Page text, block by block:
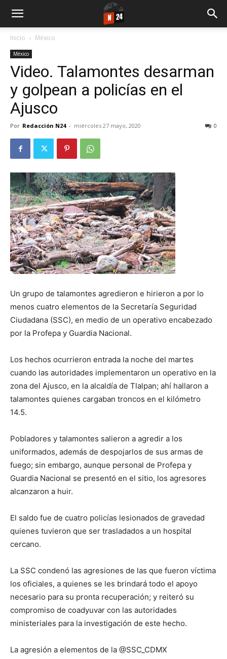
Inicio México
México
Video. Talamontes desarman
y golpean a policías en el
Ajusco
Por Redacción N24 - miércoles 27 mayo, 2020 0
Un grupo de talamontes agredieron e hirieron a por lo
menos cuatro elementos de la Secretaría Seguridad
Ciudadana (SSC), en medio de un operativo encabezado
por la Profepa y Guardia Nacional.
Los hechos ocurrieron entrada la noche del martes
cuando las autoridades implementaron un operativo en la
zona del Ajusco, en la alcaldía de Tlalpan; ahí hallaron a
talamontes quienes cargaban troncos en el kilómetro
14.5.
Pobladores y talamontes salieron a agredir a los
uniformados, además de despojarlos de sus armas de
fuego; sin embargo, aunque personal de Profepa y
Guardia Nacional se presentó en el sitio, los agresores
alcanzaron a huir.
El saldo fue de cuatro policías lesionados de gravedad
quienes tuvieron que ser trasladados a un hospital
cercano.
La SSC condenó las agresiones de las que fueron víctima
los oficiales, a quienes se les brindará todo el apoyo
necesario para su pronta recuperación; y reiteró su
compromiso de coadyuvar con las autoridades
ministeriales para la investigación de este hecho.
La agresión a elementos de la @SSC_CDMX